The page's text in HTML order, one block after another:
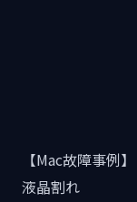
【Mac故障事例】
液晶割れ